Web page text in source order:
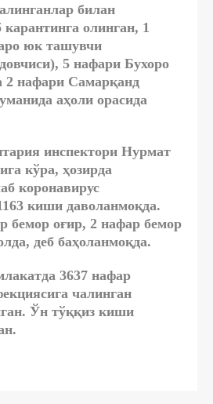
билан
олинган, 1
юк ташувчи
5 нафари Бухоро
2 нафари Самарқанд
аҳоли орасида
инспектори Нурмат
кўра, ҳозирда
коронавирус
киши даволанмоқда.
бемор оғир, 2 нафар бемор
деб баҳоланмоқда.
3637 нафар
чалинган
Ўн тўққиз киши